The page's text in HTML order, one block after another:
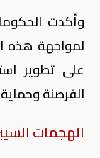
وأكدت
لمواجهة هذه
على تطوير
القرصنة وحماية
الهجمات